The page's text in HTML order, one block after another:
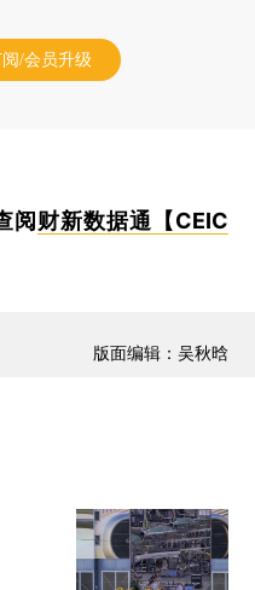
/会员升级
阅财新数据通【CEIC
版面编辑：吴秋晗